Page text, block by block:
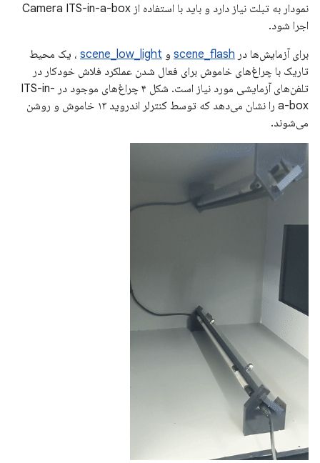
نمودار به تبلت نیاز دارد و باید با استفاده از Camera ITS-in-a-box
اجرا شود.
برای آزمایش‌ها در scene_flash و scene_low_light ، یک محیط
تاریک با چراغ‌های خاموش برای فعال شدن عملکرد فلاش خودکار در
تلفن‌های آزمایشی مورد نیاز است. شکل ۴ چراغ‌های موجود در ITS-in-
a-box را نشان می‌دهد که توسط کنترلر اندروید ۱۳ خاموش و روشن
می‌شوند.